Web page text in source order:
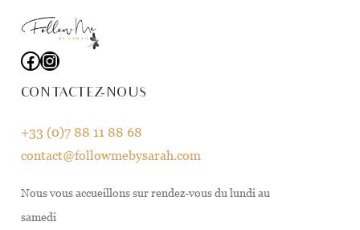
Facebook
Instagram
CONTACTEZ-NOUS
+33 (0)7 88 11 88 68
contact@followmebysarah.com
Nous vous accueillons sur rendez-vous du lundi au
samedi